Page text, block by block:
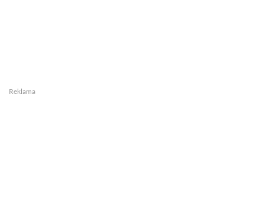
Reklama